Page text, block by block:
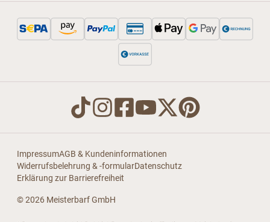
ImpressumAGB & Kundeninformationen
Widerrufsbelehrung & -formularDatenschutz
Erklärung zur Barrierefreiheit
© 2026 Meisterbarf GmbH